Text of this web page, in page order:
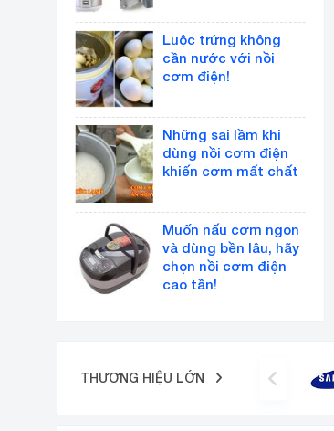
Luộc trứng không
cần nước với nồi
cơm điện!
Những sai lầm khi
dùng nồi cơm điện
khiến cơm mất chất
Muốn nấu cơm ngon
và dùng bền lâu, hãy
chọn nồi cơm điện
cao tần!
THƯƠNG HIỆU LỚN